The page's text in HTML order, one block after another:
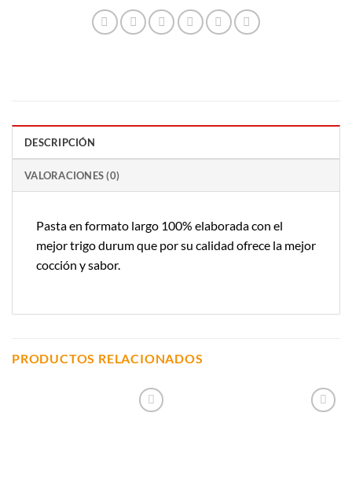
DESCRIPCIÓN
VALORACIONES (0)
Pasta en formato largo 100% elaborada con el
mejor trigo durum que por su calidad ofrece la mejor
cocción y sabor.
PRODUCTOS RELACIONADOS